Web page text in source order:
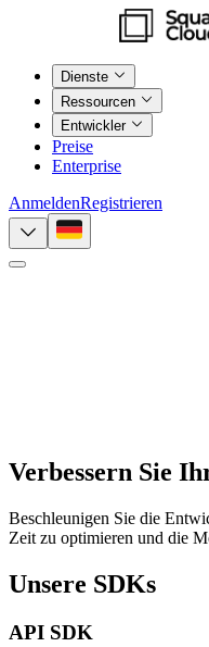
Dienste
Ressourcen
Entwickler
Preise
Enterprise
AnmeldenRegistrieren
Verbessern Sie
Beschleunigen Sie die
Zeit zu optimieren und die
Unsere SDKs
API SDK